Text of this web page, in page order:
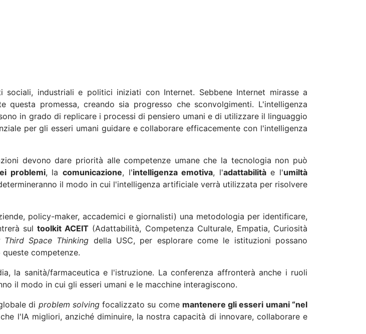
industriali e politici iniziati con Internet. Sebbene Internet mirasse a
promessa, creando sia progresso che sconvolgimenti. L'intelligenza
in grado di replicare i processi di pensiero umani e di utilizzare il linguaggio
per gli esseri umani guidare e collaborare efficacemente con l'intelligenza
devono dare priorità alle competenze umane che la tecnologia non può
problemi, lacomunicazione, l'intelligenza emotiva, l'adattabilitàe l'umiltà
il modo in cui l'intelligenza artificiale verrà utilizzata per risolvere
policy-maker, accademici e giornalisti) una metodologia per identificare,
sultoolkit ACEIT (Adattabilità, Competenza Culturale, Empatia, Curiosità
Space Thinking della USC, per esplorare come le istituzioni possano
competenze.
la sanità/farmaceutica e l'istruzione. La conferenza affronterà anche i ruoli
il modo in cui gli esseri umani e le macchine interagiscono.
di problem solvingfocalizzato su come mantenere gli esseri umani “nel
l'IA migliori, anziché diminuire, la nostra capacità di innovare, collaborare e